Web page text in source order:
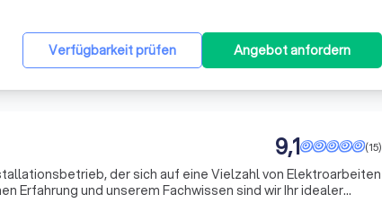
Verfügbarkeit prüfen Angebot anfordern
(15)
9,1
der sich auf eine Vielzahl von Elektroarbeiten
Erfahrung und unserem Fachwissen sind wir Ihr idealer